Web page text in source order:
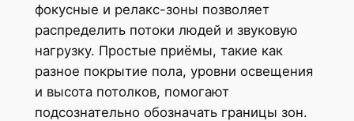
фокусные и релакс-зоны позволяет
распределить потоки людей и звуковую
нагрузку. Простые приёмы, такие как
разное покрытие пола, уровни освещения
и высота потолков, помогают
подсознательно обозначать границы зон.